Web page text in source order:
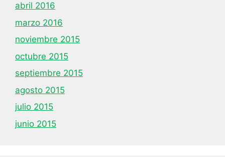
abril 2016
marzo 2016
noviembre 2015
octubre 2015
septiembre 2015
agosto 2015
julio 2015
junio 2015